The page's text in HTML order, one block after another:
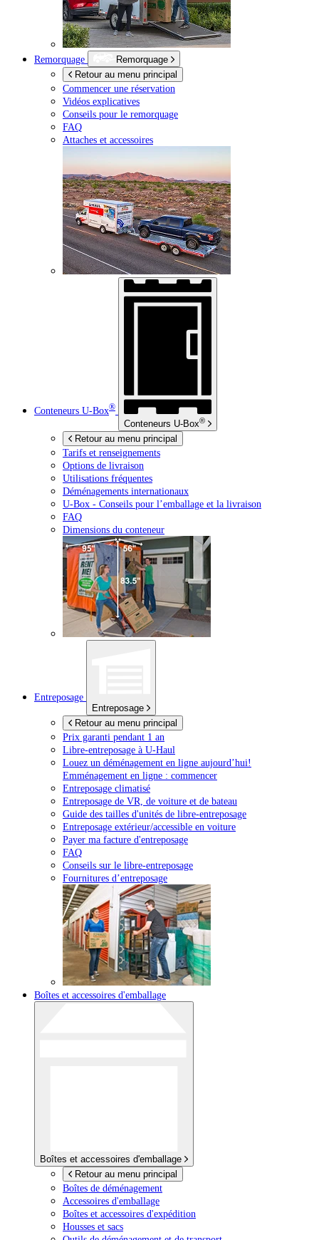
Remorquage
Remorquage
Retour au menu principal
Commencer une réservation
Vidéos explicatives
Conseils pour le remorquage
FAQ
Attaches et accessoires
Conteneurs U-Box®
Conteneurs U-Box®
Retour au menu principal
Tarifs et renseignements
Options de livraison
Utilisations fréquentes
Déménagements internationaux
U-Box - Conseils pour l’emballage et la livraison
FAQ
Dimensions du conteneur
Entreposage
Entreposage
Retour au menu principal
Prix garanti pendant 1 an
Libre-entreposage à U-Haul
Louez un déménagement en ligne aujourd’hui!
Emménagement en ligne : commencer
Entreposage climatisé
Entreposage de VR, de voiture et de bateau
Guide des tailles d'unités de libre-entreposage
Entreposage extérieur/accessible en voiture
Payer ma facture d'entreposage
FAQ
Conseils sur le libre-entreposage
Fournitures d’entreposage
Boîtes et accessoires d'emballage
Boîtes et accessoires d'emballage
Retour au menu principal
Boîtes de déménagement
Accessoires d'emballage
Boîtes et accessoires d'expédition
Housses et sacs